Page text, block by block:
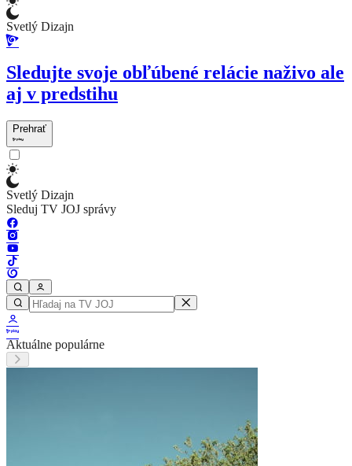
Svetlý Dizajn
Sledujte svoje obľúbené relácie naživo ale
aj v predstihu
Prehrať
Svetlý Dizajn
Sleduj TV JOJ správy
Aktuálne populárne